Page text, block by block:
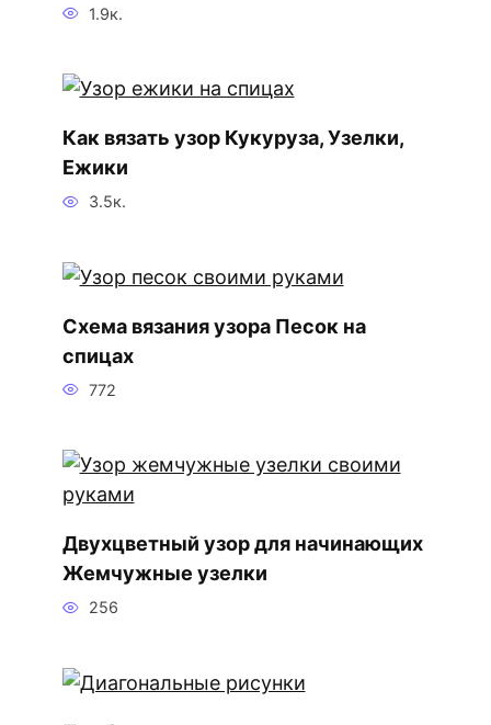
1.9к.
Как вязать узор Кукуруза, Узелки,
Ежики
3.5к.
Схема вязания узора Песок на
спицах
772
Двухцветный узор для начинающих
Жемчужные узелки
256